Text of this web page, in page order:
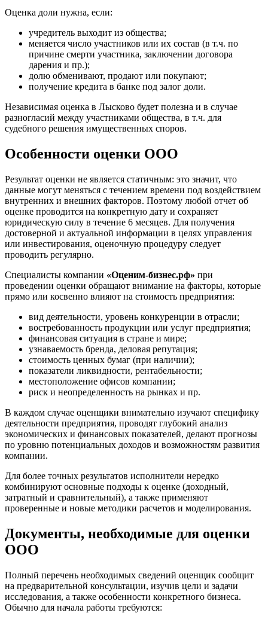
Оценка доли нужна, если:
учредитель выходит из общества;
меняется число участников или их состав (в т.ч. по
причине смерти участника, заключении договора
дарения и пр.);
долю обменивают, продают или покупают;
получение кредита в банке под залог доли.
Независимая оценка в Лысково будет полезна и в случае
разногласий между участниками общества, в т.ч. для
судебного решения имущественных споров.
Особенности оценки ООО
Результат оценки не является статичным: это значит, что
данные могут меняться с течением времени под воздействием
внутренних и внешних факторов. Поэтому любой отчет об
оценке проводится на конкретную дату и сохраняет
юридическую силу в течение 6 месяцев. Для получения
достоверной и актуальной информации в целях управления
или инвестирования, оценочную процедуру следует
проводить регулярно.
Специалисты компании «Оценим-бизнес.рф» при
проведении оценки обращают внимание на факторы, которые
прямо или косвенно влияют на стоимость предприятия:
вид деятельности, уровень конкуренции в отрасли;
востребованность продукции или услуг предприятия;
финансовая ситуация в стране и мире;
узнаваемость бренда, деловая репутация;
стоимость ценных бумаг (при наличии);
показатели ликвидности, рентабельности;
местоположение офисов компании;
риск и неопределенность на рынках и пр.
В каждом случае оценщики внимательно изучают специфику
деятельности предприятия, проводят глубокий анализ
экономических и финансовых показателей, делают прогнозы
по уровню потенциальных доходов и возможностям развития
компании.
Для более точных результатов исполнители нередко
комбинируют основные подходы к оценке (доходный,
затратный и сравнительный), а также применяют
проверенные и новые методики расчетов и моделирования.
Документы, необходимые для оценки
ООО
Полный перечень необходимых сведений оценщик сообщит
на предварительной консультации, изучив цели и задачи
исследования, а также особенности конкретного бизнеса.
Обычно для начала работы требуются:
Верхняя Салда
Владивосток
Владикавказ
Владимир
Волгоград
Волжск
Волжский
Вологда
Волоколамск
Волхов
Вольск
Воркута
Воронеж
Воскресенск
Воткинск
Всеволожск
Выборг
Выкса
Вязники
Вятские Поляны
Гатчина
Геленджик
Георгиевск
Глазов
Горно-Алтайск
Городец
Горячий Ключ
Грозный
Губкин
Губкинский
Гуково
Гусев
Гусь-Хрустальный
Дербент
Джанкой
Дзержинск